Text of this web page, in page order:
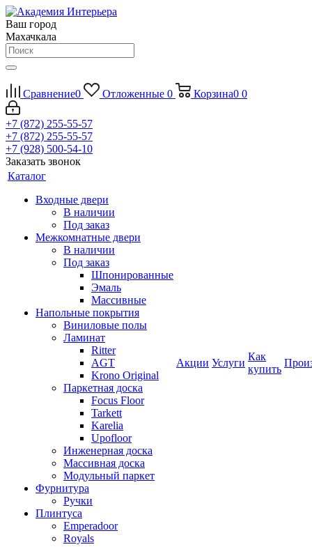
Ваш город
Махачкала
Сравнение0 Отложенные 0 Корзина0 0
+7 (872) 255-55-57
+7 (872) 255-55-57
+7 (928) 500-54-10
Заказать звонок
Каталог
Входные двери
В наличии
Под заказ
Межкомнатные двери
В наличии
Под заказ
Шпонированные
Эмаль
Массивные
Напольные покрытия
Виниловые полы
Ламинат
Ritter
AGT
Krono Original
Паркетная доска
Focus Floor
Tarkett
Karelia
Upofloor
Инженерная доска
Массивная доска
Модульный паркет
Фурнитура
Ручки
Плинтуса
Emperadoor
Royals
Акции Услуги
Как
купить